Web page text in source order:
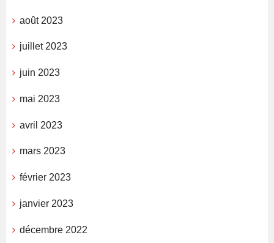
août 2023
juillet 2023
juin 2023
mai 2023
avril 2023
mars 2023
février 2023
janvier 2023
décembre 2022